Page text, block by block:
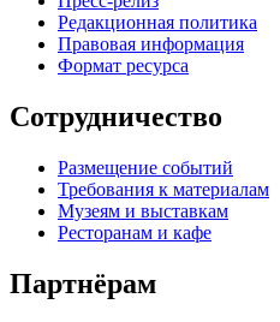
Редакционная политика
Правовая информация
Формат ресурса
Сотрудничество
Размещение событий
Требования к материалам
Музеям и выставкам
Ресторанам и кафе
Партнёрам